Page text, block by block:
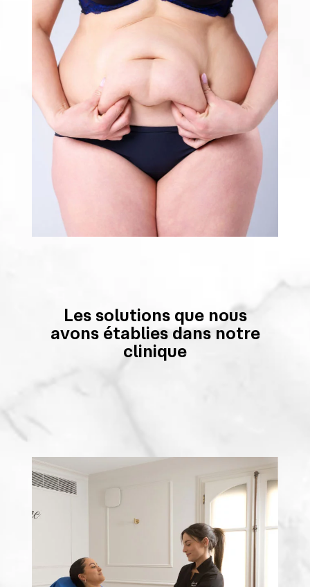
Les solutions que nous
avons établies dans notre
clinique